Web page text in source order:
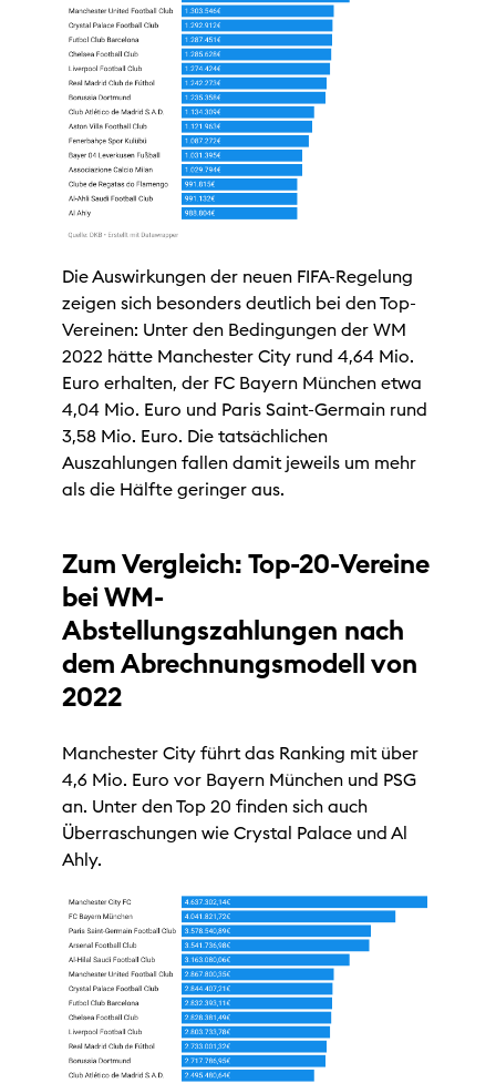
Die Auswirkungen der neuen FIFA-Regelung
zeigen sich besonders deutlich bei den Top-
Vereinen: Unter den Bedingungen der WM
2022 hätte Manchester City rund 4,64 Mio.
Euro erhalten, der FC Bayern München etwa
4,04 Mio. Euro und Paris Saint-Germain rund
3,58 Mio. Euro. Die tatsächlichen
Auszahlungen fallen damit jeweils um mehr
als die Hälfte geringer aus.
Zum Vergleich: Top-20-Vereine
bei WM-
Abstellungszahlungen nach
dem Abrechnungsmodell von
2022
Manchester City führt das Ranking mit über
4,6 Mio. Euro vor Bayern München und PSG
an. Unter den Top 20 finden sich auch
Überraschungen wie Crystal Palace und Al
Ahly.